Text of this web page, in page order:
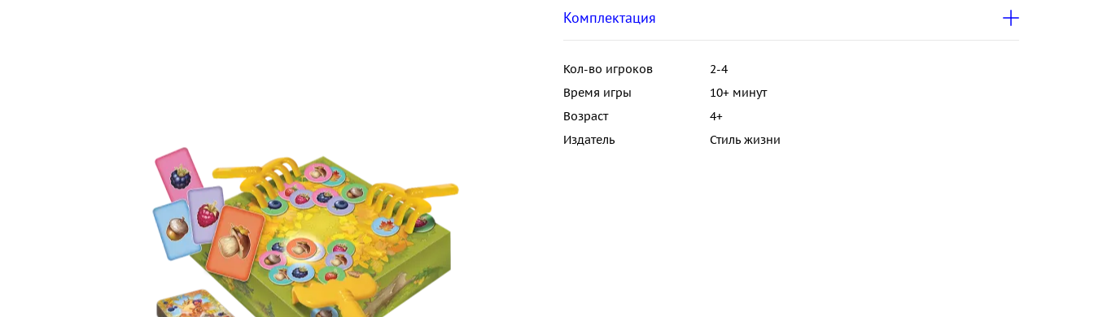
Комплектация
Кол-во игроков
2-4
Время игры
10+ минут
Возраст
4+
Издатель
Стиль жизни